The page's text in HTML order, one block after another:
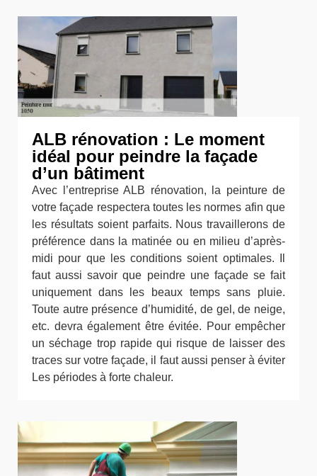
ALB rénovation : Le moment
idéal pour peindre la façade
d’un bâtiment
Avec l’entreprise ALB rénovation, la peinture de
votre façade respectera toutes les normes afin que
les résultats soient parfaits. Nous travaillerons de
préférence dans la matinée ou en milieu d’après-
midi pour que les conditions soient optimales. Il
faut aussi savoir que peindre une façade se fait
uniquement dans les beaux temps sans pluie.
Toute autre présence d’humidité, de gel, de neige,
etc. devra également être évitée. Pour empêcher
un séchage trop rapide qui risque de laisser des
traces sur votre façade, il faut aussi penser à éviter
Les périodes à forte chaleur.